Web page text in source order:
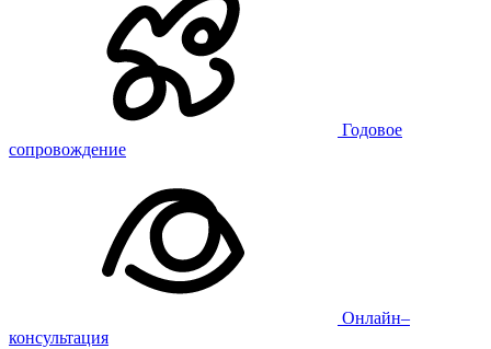
Годовое
сопровождение
Онлайн–
консультация